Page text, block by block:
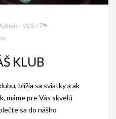
- W.S/
KLUB
blížia sa sviatky a ak
máme pre Vás skvelú
sa do nášho